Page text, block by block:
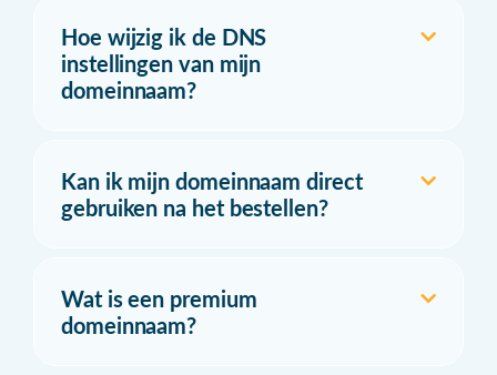
Hoe wijzig ik de DNS
instellingen van mijn
domeinnaam?
Kan ik mijn domeinnaam direct
gebruiken na het bestellen?
Wat is een premium
domeinnaam?